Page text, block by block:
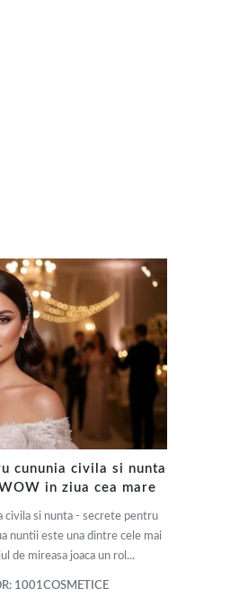
cununia civila si nunta
in ziua cea mare
civila si nunta - secrete pentru
nuntii este una dintre cele mai
de mireasa joaca un rol...
1001COSMETICE